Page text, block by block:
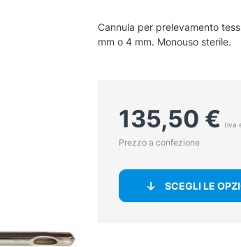
Cannula per prelevamento
mm o 4 mm. Monouso sterile.
135,50 € (iva
Prezzo a confezione
SCEGLI LE